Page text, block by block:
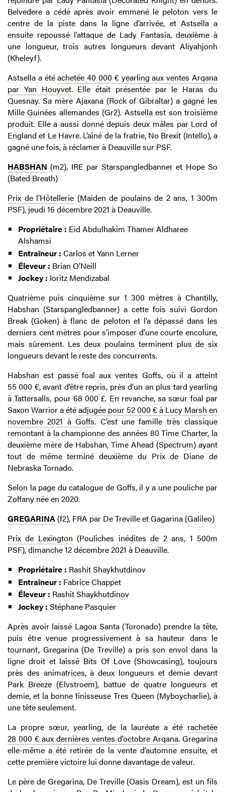
Belvedere a cédé après avoir emmené le peloton vers le
centre de la piste dans la ligne d’arrivée, et Astsella a
ensuite repoussé l’attaque de Lady Fantasia, deuxième à
une longueur, trois autres longueurs devant Aliyahjonh
(Kheleyf).
Astsella a étéachetée 40 000 € yearling aux ventes Arqana
par Yan Houyvet. Elle était présentée par le Haras du
Quesnay. Sa mère Ajaxana (Rock of Gibraltar) a gagné les
Mille Guinées allemandes (Gr2). Astsella est son troisième
produit. Elle a aussi donné depuis deux mâles par Lord of
England et Le Havre. L’aîné de la fratrie, No Brexit (Intello), a
gagné une fois, à réclamer à Deauville sur PSF.
HABSHAN (m2), IRE par Starspangledbanner et Hope So
(Bated Breath)
Prix de l’Hôtellerie (Maiden de poulains de 2 ans, 1 300m
PSF), jeudi 16 décembre 2021 à Deauville.
Propriétaire : Eid Abdulhakim Thamer Aldharee
Alshamsi
Entraîneur : Carlos et Yann Lerner
Éleveur : Brian O’Neill
Jockey : Ioritz Mendizabal
Quatrième puis cinquième sur 1 300 mètres à Chantilly,
Habshan (Starspangledbanner) a cette fois suivi Gordon
Break (Goken) à flanc de peloton et l’a dépassé dans les
derniers cent mètres pour s’imposer d’une courte encolure,
mais sûrement. Les deux poulains terminent plus de six
longueurs devant le reste des concurrents.
Habshan est passé foal aux ventes Goffs, où il a atteint
55 000 €, avant d’être repris, près d’un an plus tard yearling
à Tattersalls, pour 68 000 £. En revanche, sa sœur foal par
Saxon Warrior a étéadjugée pour 52 000 € à Lucy Marsh en
novembre 2021 à Goffs. C’est une famille très classique
remontant à la championne des années 80 Time Charter, la
deuxième mère de Habshan, Time Ahead (Spectrum) ayant
tout de même terminé deuxième du Prix de Diane de
Nebraska Tornado.
Selon la page du catalogue de Goffs, il y a une pouliche par
Zoffany née en 2020.
GREGARINA (f2), FRA par De Treville et Gagarina (Galileo)
Prix de Lexington (Pouliches inédites de 2 ans, 1 500m
PSF), dimanche 12 décembre 2021 à Deauville.
Propriétaire : Rashit Shaykhutdinov
Entraîneur : Fabrice Chappet
Éleveur : Rashit Shaykhutdinov
Jockey : Stéphane Pasquier
Après avoir laissé Lagoa Santa (Toronado) prendre la tête,
puis être venue progressivement à sa hauteur dans le
tournant, Gregarina (De Treville) a pris son envol dans la
ligne droit et laissé Bits Of Love (Showcasing), toujours
près des animatrices, à deux longueurs et demie devant
Park Breeze (Elvstroem), battue de quatre longueurs et
demie, et la bonne finisseuse Tres Queen (Myboycharlie), à
une tête seulement.
La propre sœur, yearling, de la lauréate a été rachetée
28 000 € aux dernières ventes d’octobre Arqana. Gregarina
elle-même a été retirée de la vente d’automne ensuite, et
cette première victoire lui donne davantage de valeur.
Le père de Gregarina, De Treville (Oasis Dream), est un fils